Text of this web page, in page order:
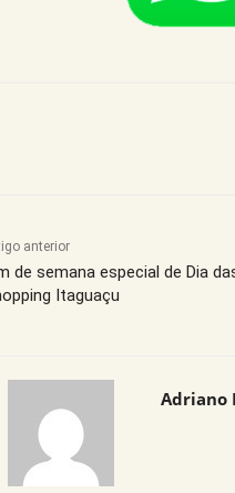
anterior
de semana especial de Dia
Itaguaçu
Adriano